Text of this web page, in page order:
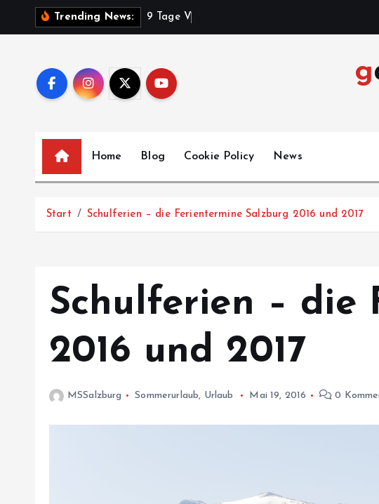
Trending News: 9 ag e Vo
Home Blog Cookie Policy News
Start Schulferien – die Ferientermine Salzburg 2016 und 2017
Schulferien – die
2016 und 2017
MSSalzburg Sommerurlaub, Urlaub Mai 19, 2016 0